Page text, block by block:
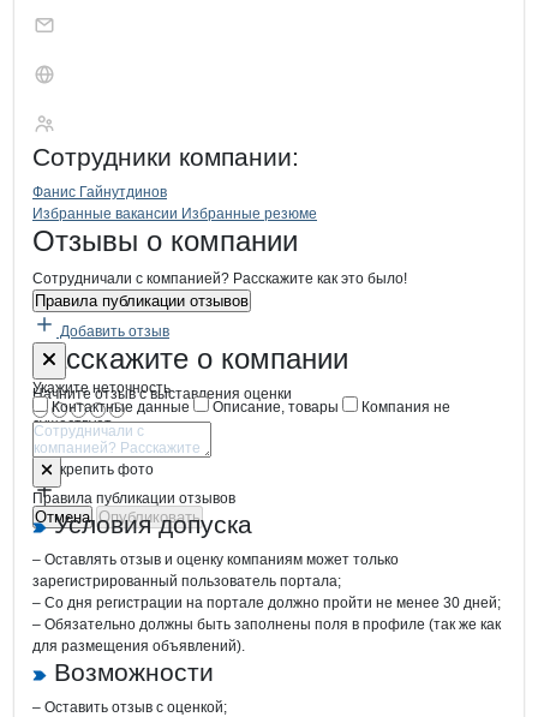
Сотрудники компании:
Фанис Гайнутдинов
Брендыкомпани Прогресс плюс
Вакансии вПрогресс плюс
Избранные вакансии Избранные резюме
Новости oПрогресс плюс, ООО
Отзывы о компании
Сотрудничали с компанией? Расскажите как это было!
Правила публикации отзывов
Добавить отзыв
Расскажите о компании
Начните отзыв с выставления оценки
Прикрепить фото
Отмена Опубликовать
Форма обратной связи о
Укажите неточность
Контактные данные
Описание, товары
Компания не
существует
Отмена Опубликовать
Правила публикации отзывов
Условия допуска
– Оставлять отзыв и оценку компаниям может только
зарегистрированный пользователь портала;
– Со дня регистрации на портале должно пройти не менее 30 дней;
– Обязательно должны быть заполнены поля в профиле (так же как
для размещения объявлений).
Возможности
– Оставить отзыв с оценкой;